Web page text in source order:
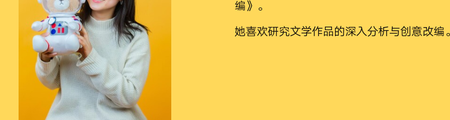
编》。
她喜欢研究文学作品的深入分析与创意改编